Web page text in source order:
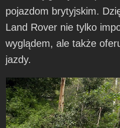
pojazdom brytyjskim.
Land Rover nie tylko
wyglądem, ale także
jazdy.